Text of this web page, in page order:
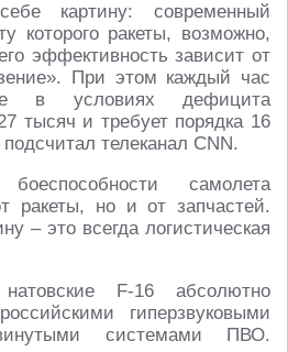
картину: современный
которого ракеты, возможно,
эффективность зависит от
При этом каждый час
в условиях дефицита
тысяч и требует порядка 16
телеканал CNN.
боеспособности самолета
ракеты, но и от запчастей.
– это всегда логистическая
F-16 абсолютно
гиперзвуковыми
системами ПВО.